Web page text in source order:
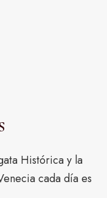
Histórica y la
cada día es